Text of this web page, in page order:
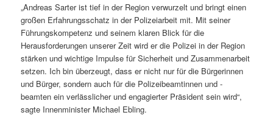
„Andreas Sarter ist tief in der Region verwurzelt und bringt einen
großen Erfahrungsschatz in der Polizeiarbeit mit. Mit seiner
Führungskompetenz und seinem klaren Blick für die
Herausforderungen unserer Zeit wird er die Polizei in der Region
stärken und wichtige Impulse für Sicherheit und Zusammenarbeit
setzen. Ich bin überzeugt, dass er nicht nur für die Bürgerinnen
und Bürger, sondern auch für die Polizeibeamtinnen und -
beamten ein verlässlicher und engagierter Präsident sein wird“,
sagte Innenminister Michael Ebling.